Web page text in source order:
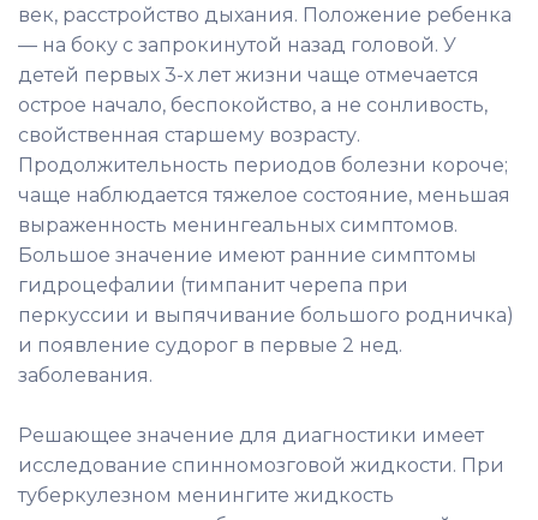
век, расстройство дыхания. Положение ребенка
— на боку с запрокинутой назад головой. У
детей первых 3-х лет жизни чаще отмечается
острое начало, беспокойство, а не сонливость,
свойственная старшему возрасту.
Продолжительность периодов болезни короче;
чаще наблюдается тяжелое состояние, меньшая
выраженность менингеальных симптомов.
Большое значение имеют ранние симптомы
гидроцефалии (тимпанит черепа при
перкуссии и выпячивание большого родничка)
и появление судорог в первые 2 нед.
заболевания.
Решающее значение для диагностики имеет
исследование спинномозговой жидкости. При
туберкулезном менингите жидкость